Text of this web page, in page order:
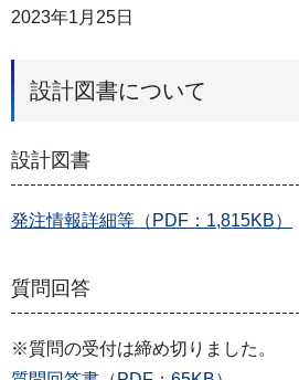
2023年1月25日
設計図書について
設計図書
発注情報詳細等（PDF：1,815KB）
質問回答
※質問の受付は締め切りました。